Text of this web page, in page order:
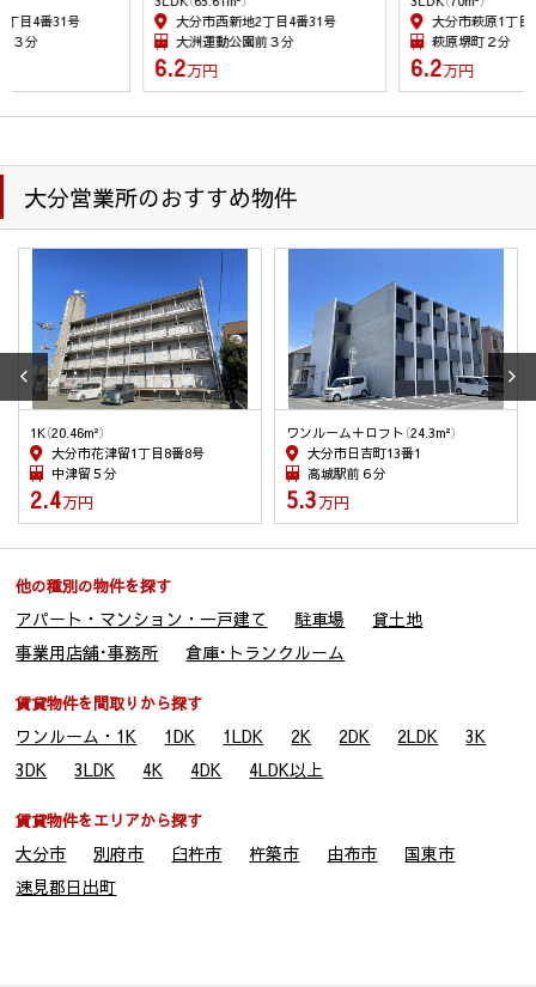
書面、郵便物、電話、電子メール、広告媒体等により、次の第
三者に提供される場合がございます。尚、ご本人からの申し出
がありましたら、提供を停止致します。又、第三者への提供に
あたっては、機密保持のために必要な措置を講じます。第三者
への個人情報の提供は、停止請求ができますが、契約履行上、
(1) 取引の相手方となる者または見込者。あるいは取引の相手
方となるもの又は見込者から委託を受けた賃貸運営会社等。
(2) 他の宅建・不動産管理業者。
(3) 建物の所有者、貸主、又は、建物所有者から委託を受けた
賃貸管理運営会社等。
(4) 賃料収納に関する大分銀行などの金融機関等
(5) 賃料債務保証に関わる家賃保証会社
４．個人情報を共同利用する場合
当社は下記のとおりお客様の個人情報を共同利用いたします。
なお、共同利用させていただくにあたっては、公正競争の確保
に十分配慮いたします。
〔共同して利用するお客様情報〕
・お客様基本情報（氏名、住所、電話番号、メールアドレス等）
・新しく居住される物件に関する情報（所在地、賃料、設備等）
〔共同利用する者の範囲〕
・株式会社マネージメント保証
・株式会社シティ開発
・賃貸借契約に付随する保証契約及び保証委託契約並びにそれ
に関連する業務
〔上記お客様情報の管理責任者〕
・株式会社別大興産
５．本人が個人情報を与えることの任意性及び当該情報を与え
なかった場合に本人に生じる結果
大分市西新地2丁目4番31号
大洲運動公園前３分
大分市萩原1丁目2番1号
大分営業所のおすすめ物件
ワンルーム＋ロフト（24.3m²）
大分市日吉町13番1
高城駅前６分
5.3万円
2K（34m²）
大分市中津留1丁目8番30号
中津留１分
3.6万円
他の種別の物件を探す
アパート・マンション・一戸建て 駐車場
貸土地
事業用店舗･事務所
倉庫･トランクルーム
賃貸物件を間取りから探す
ワンルーム・1K 1DK 1LDK 2K 2DK 2LDK
3K
3DK
3LDK 4K 4DK 4LDK以上
賃貸物件をエリアから探す
大分市 別府市 臼杵市 杵築市 由布市
国東市
速見郡日出町